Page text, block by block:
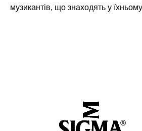
музикантів, що знаходять у